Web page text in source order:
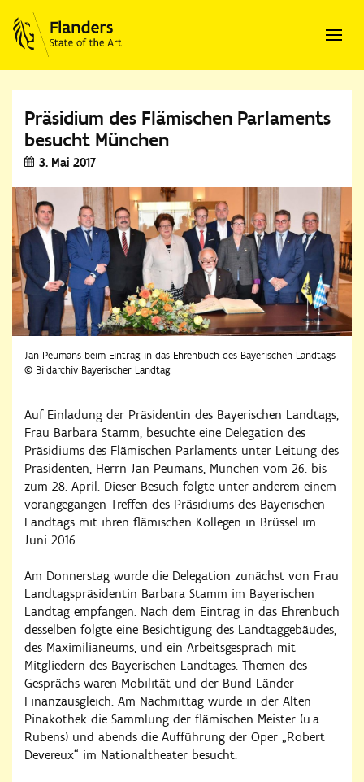
Präsidium des Flämischen Parlaments
besucht München
3. Mai 2017
Jan Peumans beim Eintrag in das Ehrenbuch des Bayerischen Landtags
© Bildarchiv Bayerischer Landtag
Auf Einladung der Präsidentin des Bayerischen Landtags,
Frau Barbara Stamm, besuchte eine Delegation des
Präsidiums des Flämischen Parlaments unter Leitung des
Präsidenten, Herrn Jan Peumans, München vom 26. bis
zum 28. April. Dieser Besuch folgte unter anderem einem
vorangegangen Treffen des Präsidiums des Bayerischen
Landtags mit ihren flämischen Kollegen in Brüssel im
Juni 2016.
Am Donnerstag wurde die Delegation zunächst von Frau
Landtagspräsidentin Barbara Stamm im Bayerischen
Landtag empfangen. Nach dem Eintrag in das Ehrenbuch
desselben folgte eine Besichtigung des Landtaggebäudes,
des Maximilianeums, und ein Arbeitsgespräch mit
Mitgliedern des Bayerischen Landtages. Themen des
Gesprächs waren Mobilität und der Bund-Länder-
Finanzausgleich. Am Nachmittag wurde in der Alten
Pinakothek die Sammlung der flämischen Meister (u.a.
Rubens) und abends die Aufführung der Oper „Robert
Devereux“ im Nationaltheater besucht.